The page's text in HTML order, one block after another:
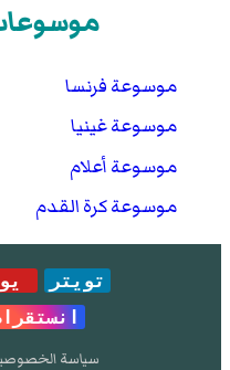
موسوعة فرنسا
موسوعة غينيا
موسوعة أعلام
موسوعة كرة القدم
تويتر
سياسة